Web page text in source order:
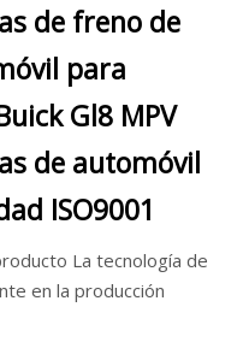
de freno de
para
Gl8 MPV
de automóvil
ISO9001
La tecnología de
en la producción